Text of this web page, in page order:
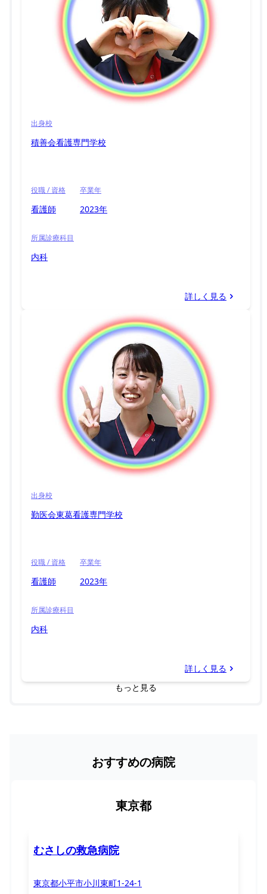
出身校
積善会看護専門学校
役職 / 資格
看護師
卒業年
2023年
所属診療科目
内科
詳しく見る
出身校
勤医会東葛看護専門学校
役職 / 資格
看護師
卒業年
2023年
所属診療科目
内科
詳しく見る
もっと見る
おすすめの病院
東京都
むさしの救急病院
東京都小平市小川東町1-24-1